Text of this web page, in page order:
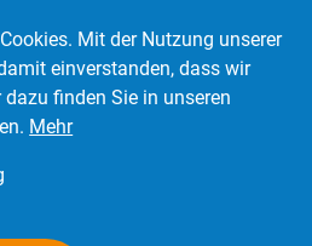
Mit der Nutzung unserer
einverstanden, dass wir
finden Sie in unseren
Mehr
Login